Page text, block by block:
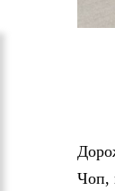
Чоп,